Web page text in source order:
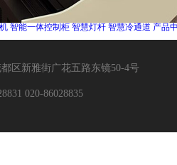
智能一体控制柜 智慧灯杆 智慧冷通道 产品
区新雅街广花五路东镜50-4号
020-86028835